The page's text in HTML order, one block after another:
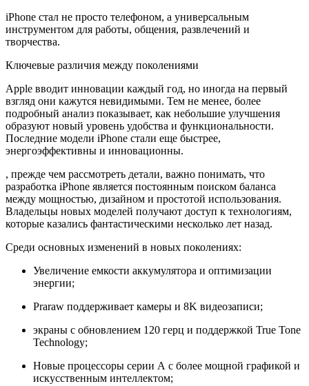
iPhone стал не просто телефоном, а универсальным
инструментом для работы, общения, развлечений и
творчества.
Ключевые различия между поколениями
Apple вводит инновации каждый год, но иногда на первый
взгляд они кажутся невидимыми. Тем не менее, более
подробный анализ показывает, как небольшие улучшения
образуют новый уровень удобства и функциональности.
Последние модели iPhone стали еще быстрее,
энергоэффективны и инновационны.
, прежде чем рассмотреть детали, важно понимать, что
разработка iPhone является постоянным поиском баланса
между мощностью, дизайном и простотой использования.
Владельцы новых моделей получают доступ к технологиям,
которые казались фантастическими несколько лет назад.
Среди основных изменений в новых поколениях:
Увеличение емкости аккумулятора и оптимизации
энергии;
Praraw поддерживает камеры и 8K видеозаписи;
экраны с обновлением 120 герц и поддержкой True Tone
Technology;
Новые процессоры серии А с более мощной графикой и
искусственным интеллектом;